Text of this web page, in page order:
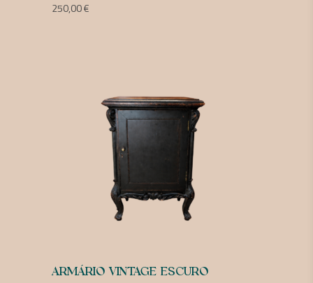
250,00€
ARMÁRIO VINTAGE ESCURO